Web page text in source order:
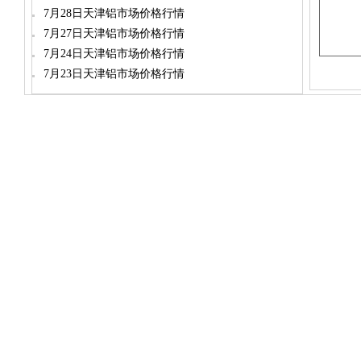
7月28日天津铝市场价格行情
7月27日天津铝市场价格行情
7月24日天津铝市场价格行情
7月23日天津铝市场价格行情